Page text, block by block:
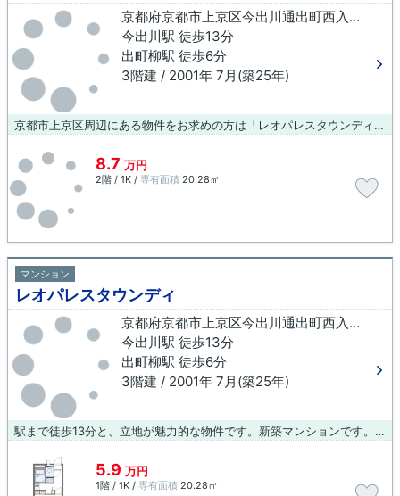
京都府京都市上京区今出川通出町西入三芳町
今出川駅 徒歩13分
出町柳駅 徒歩6分
3階建 / 2001年 7月(築25年)
京都市上京区周辺にある物件をお求めの方は「レオパレスタウンディ」はいかがでしょうか。こちらはマンションタイプになります。最寄りの駅まで徒歩13分のマンションです。京都市上京区エリアなら、様々な条件の物件を探すことができます。気になる物件が見つかりましたら、info@arch-koba.comまたは075-406-0007までご連絡下さい。
8.7 万円
2階 / 1K / 専有面積 20.28㎡
マンション
レオパレスタウンディ
京都府京都市上京区今出川通出町西入三芳町
今出川駅 徒歩13分
出町柳駅 徒歩6分
3階建 / 2001年 7月(築25年)
駅まで徒歩13分と、立地が魅力的な物件です。新築マンションです。075-406-0007またはinfo@arch-koba.comよりいつでもご連絡ください。京都市上京区エリアの今出川周辺にある物件情報のことなら当社にお任せ下さい。
5.9 万円
1階 / 1K / 専有面積 20.28㎡